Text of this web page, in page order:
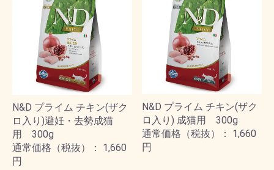
N&D プライム チキン(ザク
ロ入り)避妊・去勢成猫
用 300g
通常価格（税抜）： 1,660
円
N&D プライム チキン(ザク
ロ入り) 成猫用 300g
通常価格（税抜）： 1,660
円